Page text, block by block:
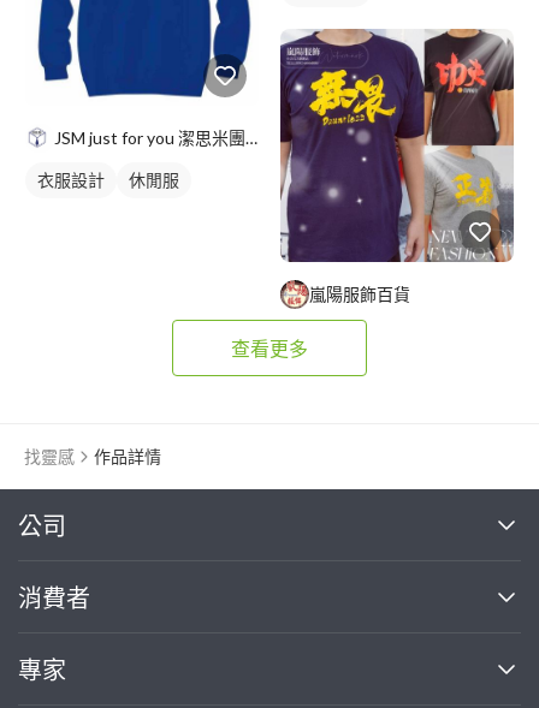
JSM just for you 潔思米團服
衣服設計 休閒服
嵐陽服飾百貨
查看更多
找靈感 作品詳情
公司
關於我們
部落格
消費者
買服務
專家
繼續完成